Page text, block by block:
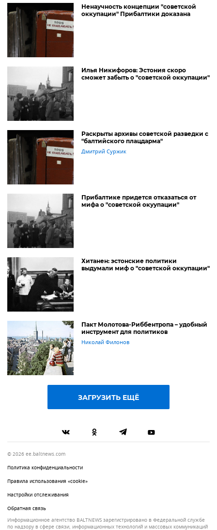
Ненаучность концепции "советской
оккупации" Прибалтики доказана
Илья Никифоров: Эстония скоро
сможет забыть о "советской оккупации"
Раскрыты архивы советской разведки с
"балтийского плацдарма"
Дмитрий Суржик
Прибалтике придется отказаться от
мифа о "советской окуупации"
Хитанен: эстонские политики
выдумали миф о "советской оккупации"
Пакт Молотова-Риббентропа – удобный
инструмент для политиков
Николай Филонов
ЗАГРУЗИТЬ ЕЩЁ
© 2026 ee.baltnews.com
Политика конфиденциальности
Правила использования «cookie»
Настройки отслеживания
Обратная связь
Информационное агентство BALTNEWS зарегистрировано в Федеральной службе
по надзору в сфере связи, информационных технологий и массовых коммуникаций